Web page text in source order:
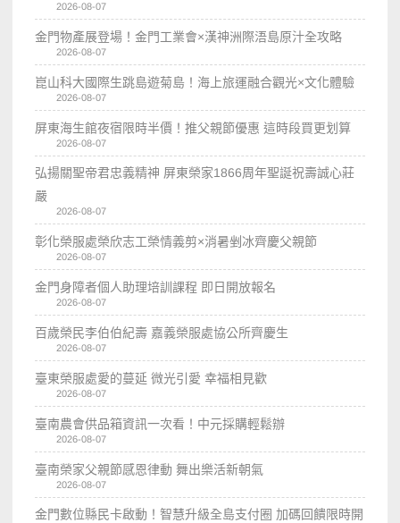
2026-08-07
金門物產展登場！金門工業會×漢神洲際浯島原汁全攻略
2026-08-07
崑山科大國際生跳島遊菊島！海上旅運融合觀光×文化體驗
2026-08-07
屏東海生館夜宿限時半價！推父親節優惠 這時段買更划算
2026-08-07
弘揚關聖帝君忠義精神 屏東榮家1866周年聖誕祝壽誠心莊
嚴
2026-08-07
彰化榮服處榮欣志工榮情義剪×消暑剉冰齊慶父親節
2026-08-07
金門身障者個人助理培訓課程 即日開放報名
2026-08-07
百歲榮民李伯伯紀壽 嘉義榮服處協公所齊慶生
2026-08-07
臺東榮服處愛的蔓延 微光引愛 幸福相見歡
2026-08-07
臺南農會供品箱資訊一次看！中元採購輕鬆辦
2026-08-07
臺南榮家父親節感恩律動 舞出樂活新朝氣
2026-08-07
金門數位縣民卡啟動！智慧升級全島支付圈 加碼回饋限時開